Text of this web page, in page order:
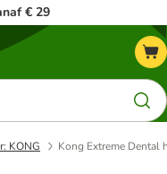
€ 29
KONG Kong Extreme Dental